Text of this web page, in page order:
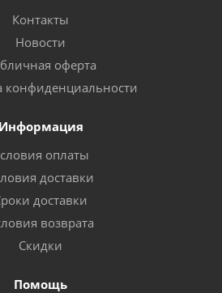
Контакты
Новости
оферта
конфиденциальности
Информация
оплаты
доставки
доставки
возврата
Скидки
Помощь